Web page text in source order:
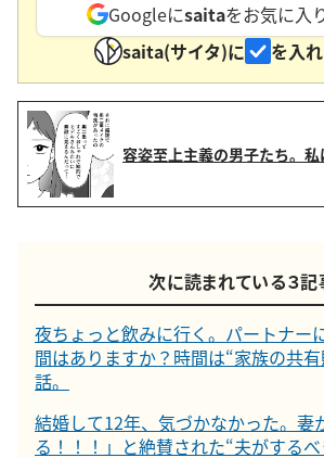
Googleにsaitaをお気に入
saita(サイタ)に
を入
容姿至上主義の男子たち。私
次に読まれている３記
夜ちょっと飲みに行く。パートナー
間はありますか？時間は“家族の共
話。
結婚して12年、気づかなかった。妻
る！！！」と絶賛された“夫がする